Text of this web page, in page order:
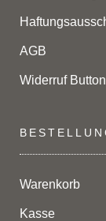
AGB
Widerruf Button
Warenkorb
Kasse